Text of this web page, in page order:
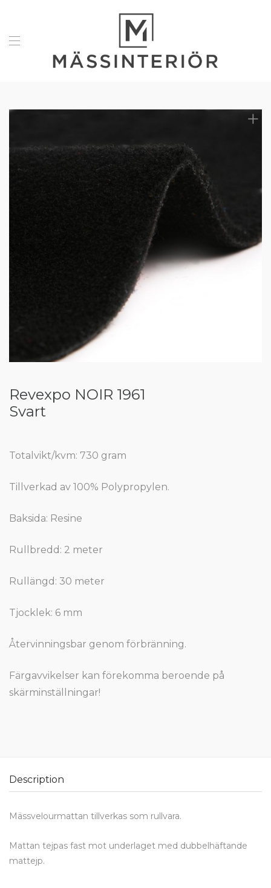
Revexpo NOIR 1961
Svart
Totalvikt/kvm: 730 gram
Tillverkad av 100% Polypropylen.
Baksida: Resine
Rullbredd: 2 meter
Rullängd: 30 meter
Tjocklek: 6 mm
Återvinningsbar genom förbränning.
Färgavvikelser kan förekomma beroende på
skärminställningar!
Description
Mässvelourmattan tillverkas som rullvara.
Mattan tejpas fast mot underlaget med dubbelhäftande
mattejp.